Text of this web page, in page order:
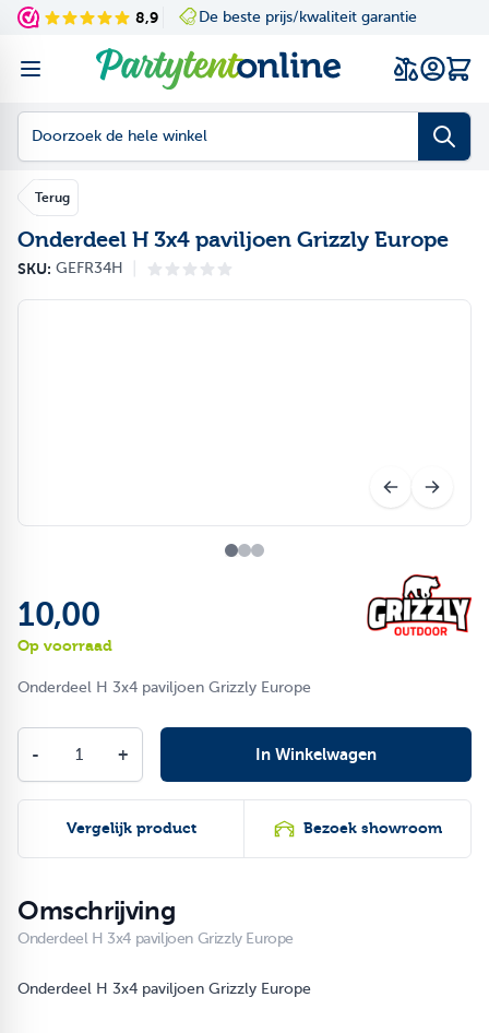
Ga naar de inhoud8,9 Navigating through
Press to skip the
De beste prijs/kwaliteit garantie
Terug
Onderdeel H 3x4 paviljoen Grizzly Europe
SKU: GEFR34H
10,00
Op voorraad
Onderdeel H 3x4 paviljoen Grizzly Europe
- + In Winkelwagen
Vergelijk product Bezoek showroom
Omschrijving
Onderdeel H 3x4 paviljoen Grizzly Europe
Onderdeel H 3x4 paviljoen Grizzly Europe